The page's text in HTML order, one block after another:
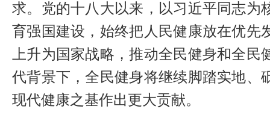
求。党的十八大以来，以习近平同志为
育强国建设，始终把人民健康放在优先
上升为国家战略，推动全民健身和全
代背景下，全民健身将继续脚踏实地、
现代健康之基作出更大贡献。